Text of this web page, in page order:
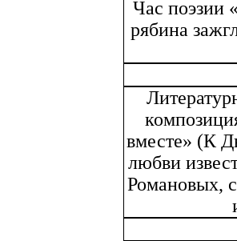
Час поэзии
рябина
вместе» (К
любви
Романовых,